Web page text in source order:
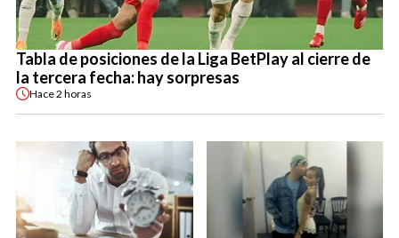
Tabla de posiciones de la Liga BetPlay al cierre de
la tercera fecha: hay sorpresas
Hace2 horas